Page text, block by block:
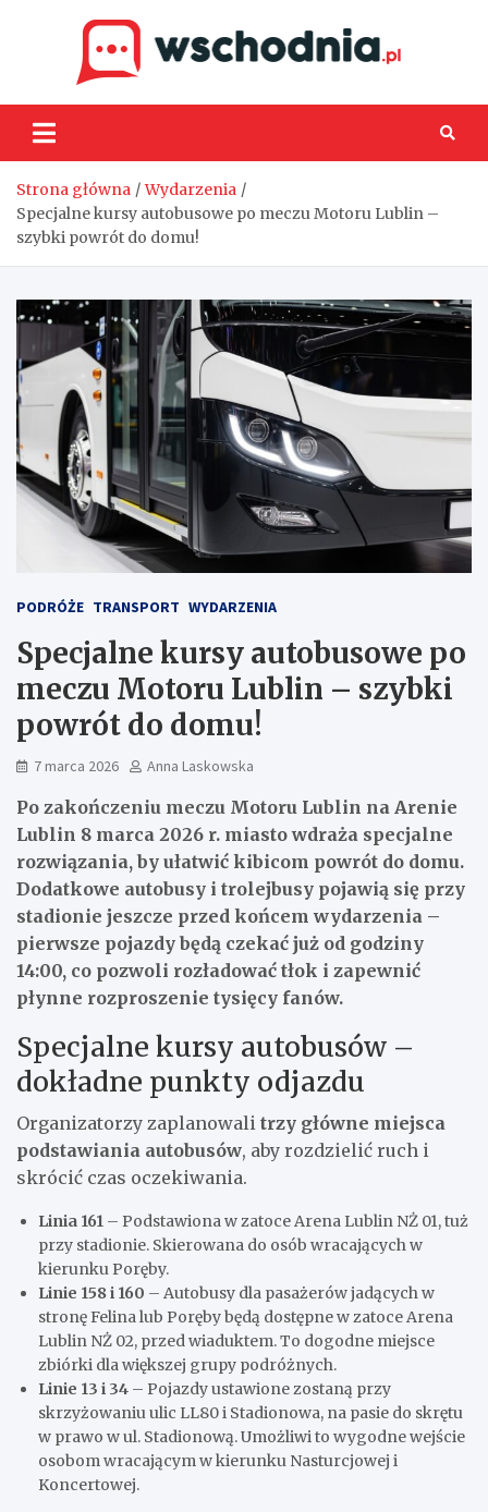
Strona główna
Wydarzenia
Specjalne kursy autobusowe po meczu Motoru Lublin –
szybki powrót do domu!
PODRÓŻE TRANSPORT WYDARZENIA
Specjalne kursy autobusowe po
meczu Motoru Lublin – szybki
powrót do domu!
7 marca 2026 Anna Laskowska
Po zakończeniu meczu Motoru Lublin na Arenie
Lublin 8 marca 2026 r. miasto wdraża specjalne
rozwiązania, by ułatwić kibicom powrót do domu.
Dodatkowe autobusy i trolejbusy pojawią się przy
stadionie jeszcze przed końcem wydarzenia –
pierwsze pojazdy będą czekać już od godziny
14:00, co pozwoli rozładować tłok i zapewnić
płynne rozproszenie tysięcy fanów.
Specjalne kursy autobusów –
dokładne punkty odjazdu
Organizatorzy zaplanowali trzy główne miejsca
podstawiania autobusów, aby rozdzielić ruch i
skrócić czas oczekiwania.
Linia 161 – Podstawiona w zatoce Arena Lublin NŻ 01, tuż
przy stadionie. Skierowana do osób wracających w
kierunku Poręby.
Linie 158 i 160 – Autobusy dla pasażerów jadących w
stronę Felina lub Poręby będą dostępne w zatoce Arena
Lublin NŻ 02, przed wiaduktem. To dogodne miejsce
zbiórki dla większej grupy podróżnych.
Linie 13 i 34 – Pojazdy ustawione zostaną przy
skrzyżowaniu ulic LL80 i Stadionowa, na pasie do skrętu
w prawo w ul. Stadionową. Umożliwi to wygodne wejście
osobom wracającym w kierunku Nasturcjowej i
Koncertowej.